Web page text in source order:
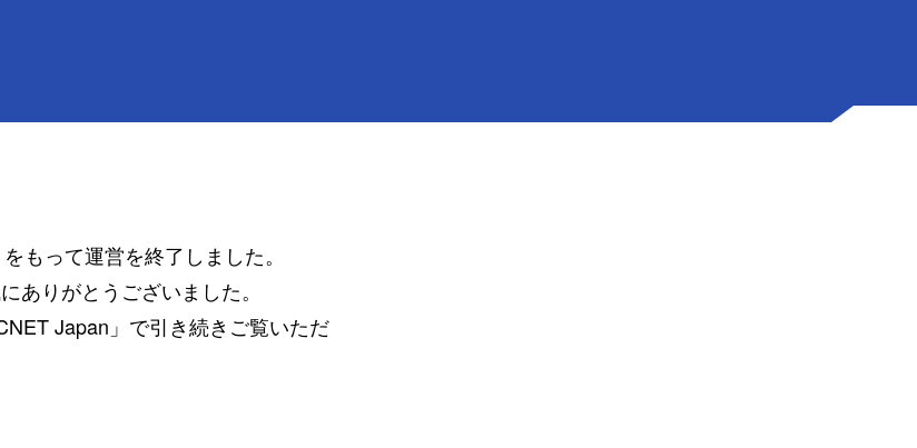
もって運営を終了しました。
ありがとうございました。
Japan」で引き続きご覧いただ